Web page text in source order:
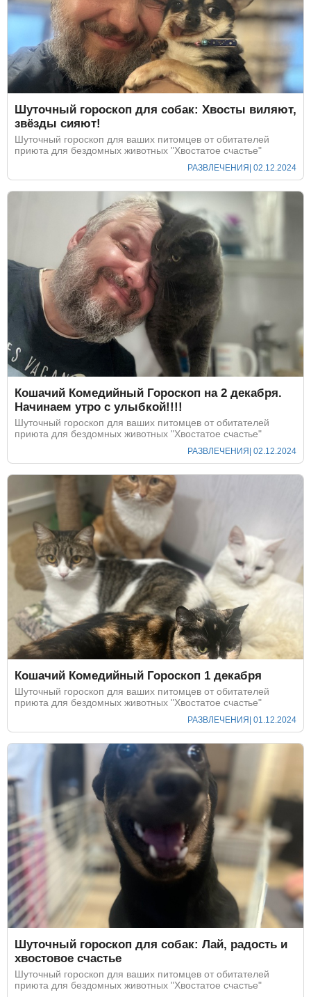
Шуточный гороскоп для собак: Хвосты виляют,
звёзды сияют!
Шуточный гороскоп для ваших питомцев от обитателей
приюта для бездомных животных "Хвостатое счастье"
РАЗВЛЕЧЕНИЯ | 02.12.2024
Кошачий Комедийный Гороскоп на 2 декабря.
Начинаем утро с улыбкой!!!!
Шуточный гороскоп для ваших питомцев от обитателей
приюта для бездомных животных "Хвостатое счастье"
РАЗВЛЕЧЕНИЯ| 02.12.2024
Кошачий Комедийный Гороскоп 1 декабря
Шуточный гороскоп для ваших питомцев от обитателей
приюта для бездомных животных "Хвостатое счастье"
РАЗВЛЕЧЕНИЯ| 01.12.2024
Шуточный гороскоп для собак: Лай, радость и
хвостовое счастье
Шуточный гороскоп для ваших питомцев от обитателей
приюта для бездомных животных "Хвостатое счастье"